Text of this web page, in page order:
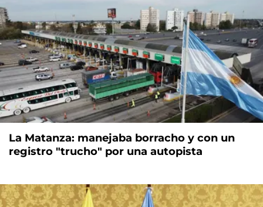
La Matanza: manejaba borracho y con un
registro "trucho" por una autopista